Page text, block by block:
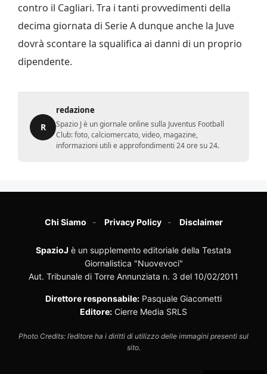
contro il Cagliari. Tra i tanti provvedimenti della
decima giornata di Serie A dunque anche la Juve
dovrà scontare la squalifica ai danni di un proprio
dipendente.
R
redazione
Spazio J è un giornale online sulla Juventus Football
Club: foto, calciomercato, video, magazine,
informazioni utili e approfondimenti 24 ore su 24.
Chi Siamo Privacy Policy Disclaimer
SpazioJ è un supplemento editoriale della Testata
Giornalistica "Nuovevoci"
Aut. Tribunale di Torre Annunziata n. 3 del 10/02/2011
Direttore responsabile: Pasquale Giacometti
Editore: Cierre Media SRLS
Photo Credits: l’editore ha i diritti di utilizzo delle immagini presenti sul
sito.